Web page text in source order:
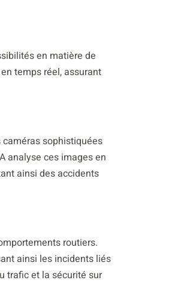
en matière de
temps réel, assurant
caméras sophistiquées
analyse ces images en
ainsi des accidents
routiers.
ainsi les incidents liés
trafic et la sécurité sur